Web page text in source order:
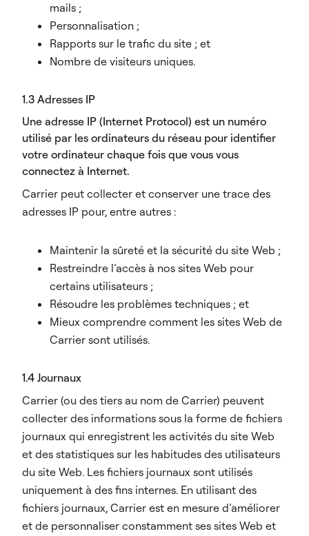
mails ;
Personnalisation ;
Rapports sur le trafic du site ; et
Nombre de visiteurs uniques.
1.3 Adresses IP
Une adresse IP (Internet Protocol) est un numéro
utilisé par les ordinateurs du réseau pour identifier
votre ordinateur chaque fois que vous vous
connectez à Internet.
Carrier peut collecter et conserver une trace des
adresses IP pour, entre autres :
Maintenir la sûreté et la sécurité du site Web ;
Restreindre l’accès à nos sites Web pour
certains utilisateurs ;
Résoudre les problèmes techniques ; et
Mieux comprendre comment les sites Web de
Carrier sont utilisés.
1.4 Journaux
Carrier (ou des tiers au nom de Carrier) peuvent
collecter des informations sous la forme de fichiers
journaux qui enregistrent les activités du site Web
et des statistiques sur les habitudes des utilisateurs
du site Web. Les fichiers journaux sont utilisés
uniquement à des fins internes. En utilisant des
fichiers journaux, Carrier est en mesure d’améliorer
et de personnaliser constamment ses sites Web et